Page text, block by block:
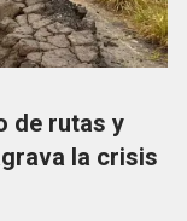
de rutas y
la crisis